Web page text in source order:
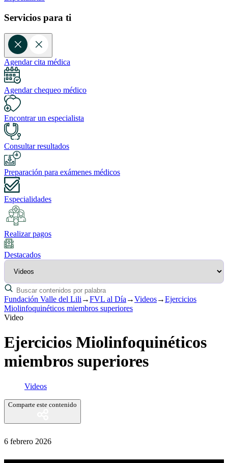
Servicios para ti
Agendar cita médica
Agendar chequeo médico
Encontrar un especialista
Consultar resultados
Preparación para exámenes médicos
Especialidades
Realizar pagos
Destacados
Fundación Valle del Lili →FVL al Día →Videos→Ejercicios
Miolinfoquinéticos miembros superiores
Video
Ejercicios Miolinfoquinéticos
miembros superiores
Videos
Comparte este contenido
6 febrero 2026